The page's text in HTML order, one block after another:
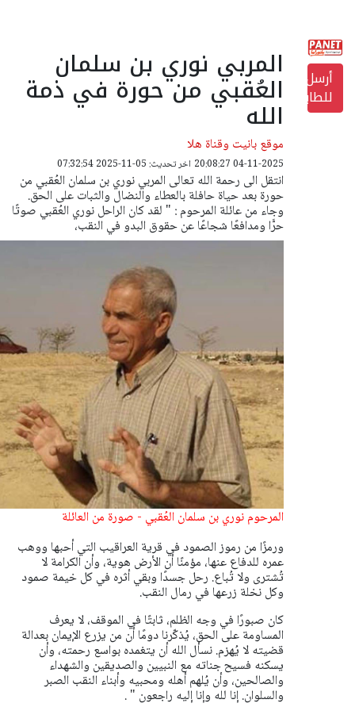
أرسل
للطابعة
المربي نوري بن سلمان
العُقبي من حورة في ذمة
الله
موقع بانيت وقناة هلا
04-11-2025 20:08:27 اخر تحديث: 05-11-2025 07:32:54
انتقل الى رحمة الله تعالى المربي نوري بن سلمان العُقبي من
حورة بعد حياة حافلة بالعطاء والنضال والثبات على الحق.
وجاء من عائلة المرحوم : " لقد كان الراحل نوري العُقبي صوتًا
حرًّا ومدافعًا شجاعًا عن حقوق البدو في النقب،
المرحوم نوري بن سلمان العُقبي - صورة من العائلة
ورمزًا من رموز الصمود في قرية العراقيب التي أحبها ووهب
عمره للدفاع عنها، مؤمنًا أن الأرض هوية، وأن الكرامة لا
تُشترى ولا تُباع. رحل جسدًا وبقي أثره في كل خيمة صمود
وكل نخلة زرعها في رمال النقب.
كان صبورًا في وجه الظلم، ثابتًا في الموقف، لا يعرف
المساومة على الحق، يُذكّرنا دومًا أن من يزرع الإيمان بعدالة
قضيته لا يُهزم.نسأل الله أن يتغمده بواسع رحمته، وأن
يسكنه فسيح جناته مع النبيين والصديقين والشهداء
والصالحين، وأن يُلهم أهله ومحبيه وأبناء النقب الصبر
والسلوان.إنا لله وإنا إليه راجعون " .